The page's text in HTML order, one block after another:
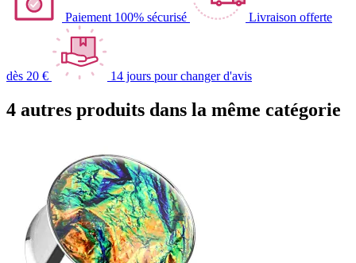
Paiement 100% sécurisé Livraison offerte
dès 20 € 14 jours pour changer d'avis
4 autres produits dans la même catégorie